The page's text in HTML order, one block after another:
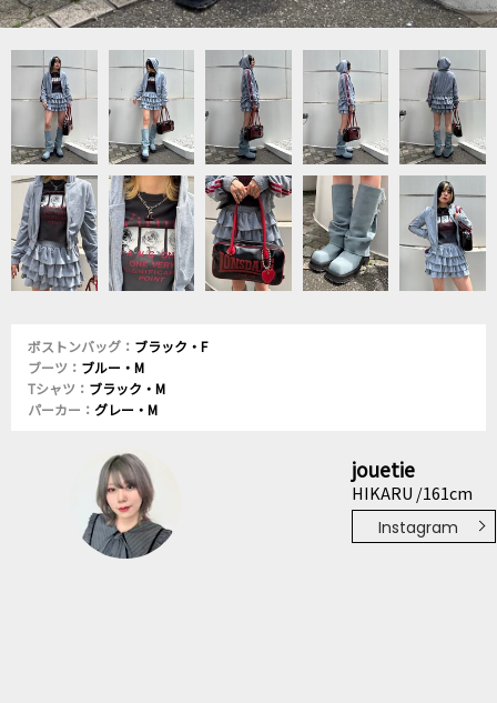
ボストンバッグ： ブラック・F
ブーツ： ブルー・M
Tシャツ： ブラック・M
パーカー： グレー・M
jouetie
HIKARU /161cm
Instagram